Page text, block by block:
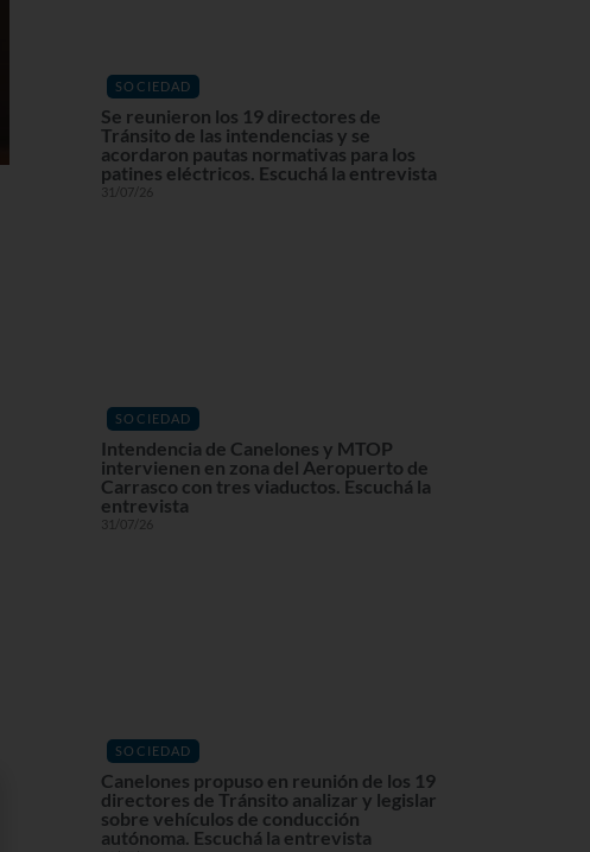
SOCIEDAD
Se reunieron los 19 directores de
Tránsito de las intendencias y se
acordaron pautas normativas para los
patines eléctricos. Escuchá la entrevista
31/07/26
SOCIEDAD
Intendencia de Canelones y MTOP
intervienen en zona del Aeropuerto de
Carrasco con tres viaductos. Escuchá la
entrevista
31/07/26
SOCIEDAD
Canelones propuso en reunión de los 19
directores de Tránsito analizar y legislar
sobre vehículos de conducción
autónoma. Escuchá la entrevista